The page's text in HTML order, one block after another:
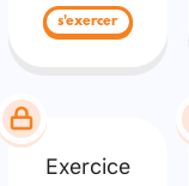
s'exercer
Exercice